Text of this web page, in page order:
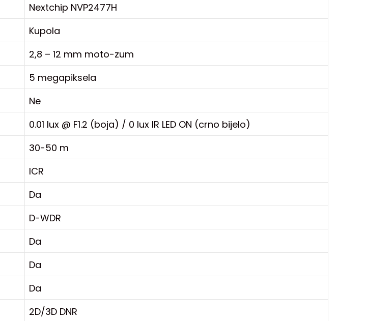
Nextchip NVP2477H
Kupola
2,8 – 12 mm moto-zum
5 megapiksela
Ne
0.01 lux @ F1.2 (boja) / 0 lux IR LED ON (crno bijelo)
30-50 m
ICR
Da
D-WDR
Da
Da
Da
2D/3D DNR